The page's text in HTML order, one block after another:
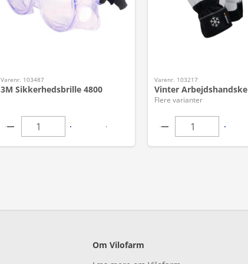
Varenr. 103487
3M Sikkerhedsbrille 4800
Varenr. 103217
Vinter Arbejdshandske
Flere varianter
Om Vilofarm